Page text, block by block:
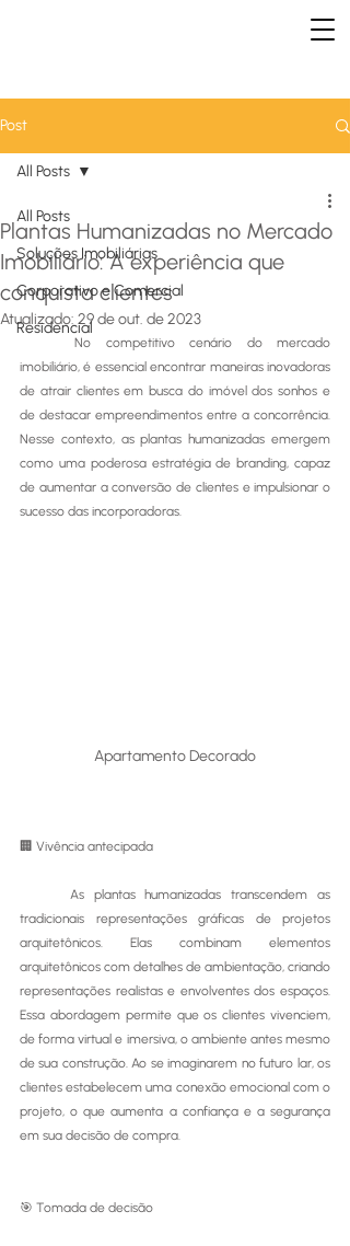
Post
All Posts
Soluções Imobiliárias
Corporativo e Comercial
Residencial
All Posts
Plantas Humanizadas no Mercado
Imobiliário: A experiência que
conquista clientes
Atualizado: 29 de out. de 2023
	No competitivo cenário do mercado
imobiliário, é essencial encontrar maneiras inovadoras
de atrair clientes em busca do imóvel dos sonhos e
de destacar empreendimentos entre a concorrência.
Nesse contexto, as plantas humanizadas emergem
como uma poderosa estratégia de branding, capaz
de aumentar a conversão de clientes e impulsionar o
sucesso das incorporadoras.
Apartamento Decorado
🏢 Vivência antecipada
tradicionais representações gráficas de projetos
arquitetônicos. Elas combinam elementos
arquitetônicos com detalhes de ambientação, criando
representações realistas e envolventes dos espaços.
Essa abordagem permite que os clientes vivenciem,
de forma virtual e imersiva, o ambiente antes mesmo
de sua construção. Ao se imaginarem no futuro lar, os
clientes estabelecem uma conexão emocional com o
projeto, o que aumenta a confiança e a segurança
em sua decisão de compra.
🎯 Tomada de decisão